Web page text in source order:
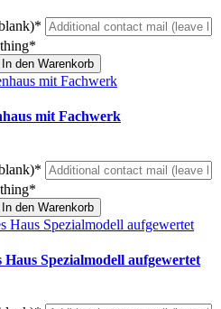
In den Warenkorb
mit Fachwerk
In den Warenkorb
Spezialmodell aufgewertet